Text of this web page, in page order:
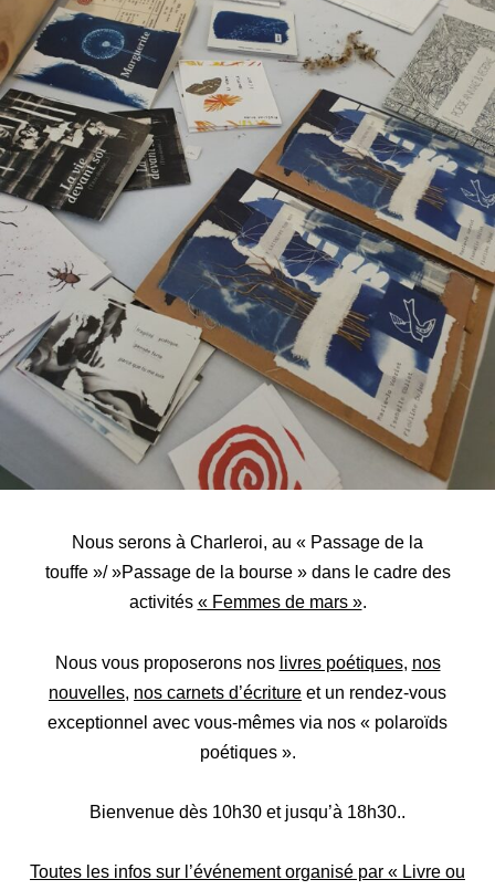
Nous serons à Charleroi, au « Passage de la
touffe »/ »Passage de la bourse » dans le cadre des
activités « Femmes de mars ».
Nous vous proposerons nos livres poétiques, nos
nouvelles, nos carnets d’écriture et un rendez-vous
exceptionnel avec vous-mêmes via nos « polaroïds
poétiques ».
Bienvenue dès 10h30 et jusqu’à 18h30..
Toutes les infos sur l’événement organisé par « Livre ou